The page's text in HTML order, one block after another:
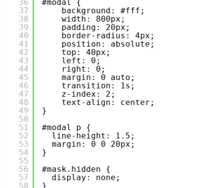
36
37
38
39
40
41
42
43
44
45
46
47
48
49
50
51
52
53
54
55
56
57
58
#modal {
background: #fff;
width: 800px;
padding: 20px;
border-radius: 4px;
position: absolute;
top: 40px;
left: 0;
right: 0;
margin: 0 auto;
transition: 1s;
z-index: 2;
text-align: center;
}
#modal p {
line-height: 1.5;
margin: 0 0 20px;
}
#mask.hidden {
display: none;
}